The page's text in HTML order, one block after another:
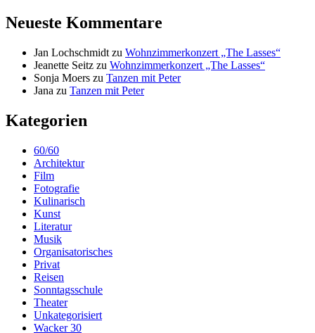
Neueste Kommentare
Jan Lochschmidt zu Wohnzimmerkonzert „The Lasses“
Jeanette Seitz zu Wohnzimmerkonzert „The Lasses“
Sonja Moers zu Tanzen mit Peter
Jana zu Tanzen mit Peter
Kategorien
60/60
Architektur
Film
Fotografie
Kulinarisch
Kunst
Literatur
Musik
Organisatorisches
Privat
Reisen
Sonntagsschule
Theater
Unkategorisiert
Wacker 30